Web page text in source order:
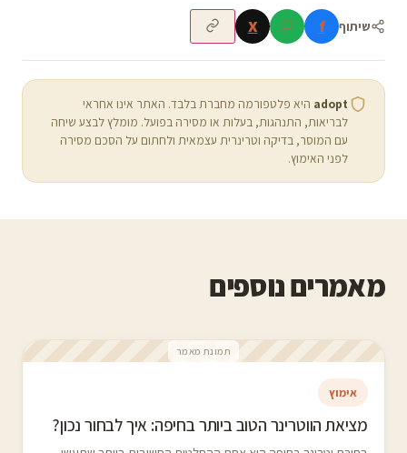
שיתוף f
X
adopt היא פלטפורמה מחברת בלבד. האתר אינו אחראי
לבריאות, התנהגות, בעלות או מסירה בפועל. מומלץ לבצע שיחה
עם המוסר, בדיקה וטרינרית עצמאית ולחתום על הסכם מסירה
לפני האימוץ.
מאמרים נוספים
תמונת מאמר
אימוץ
מציאת הווטרינר הטוב ביותר בחיפה: איך לבחור נכון?